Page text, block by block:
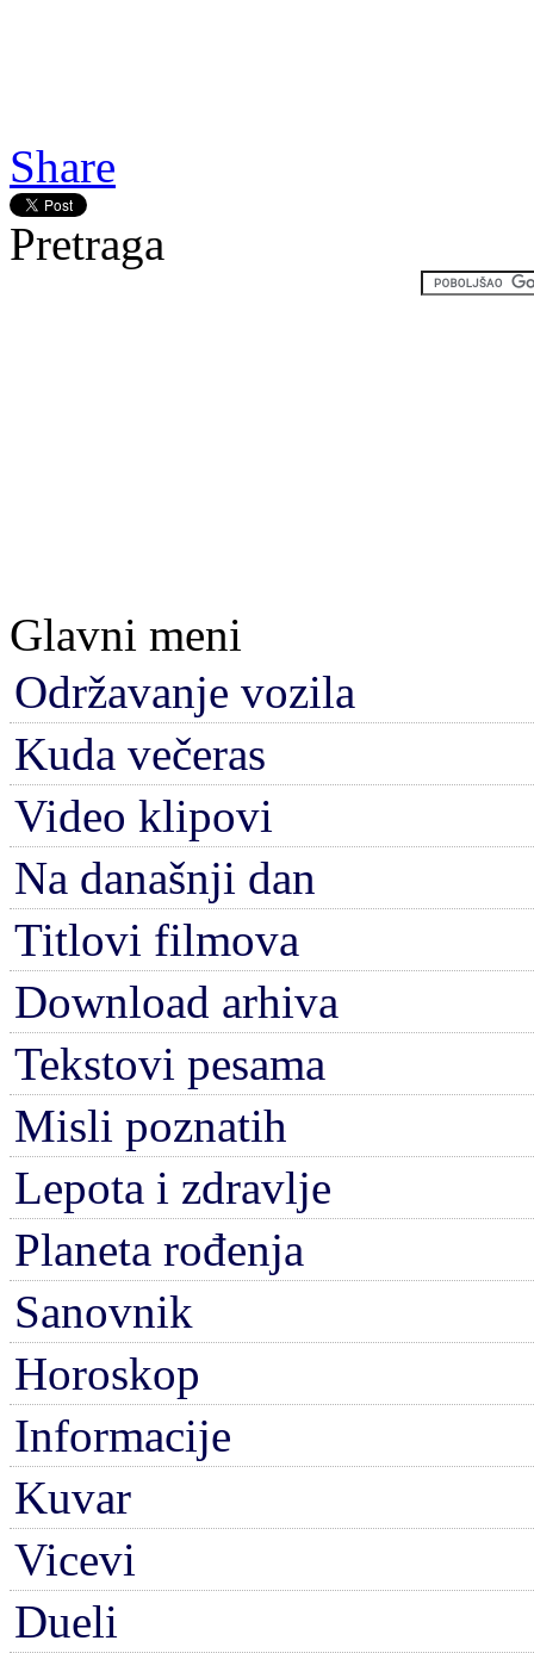
Share
Pretraga
Glavni meni
Održavanje vozila
Kuda večeras
Video klipovi
Na današnji dan
Titlovi filmova
Download arhiva
Tekstovi pesama
Misli poznatih
Lepota i zdravlje
Planeta rođenja
Sanovnik
Horoskop
Informacije
Kuvar
Vicevi
Dueli